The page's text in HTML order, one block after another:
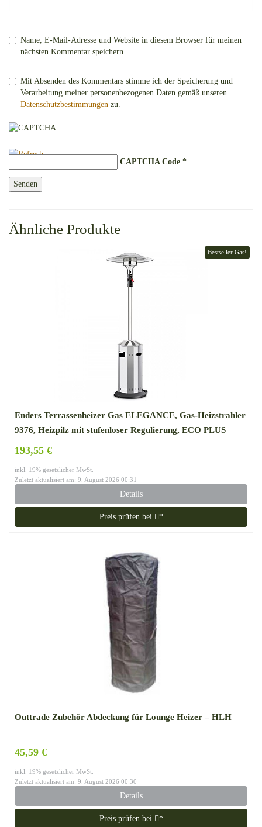
Name, E-Mail-Adresse und Website in diesem Browser für meinen
nächsten Kommentar speichern.
Mit Absenden des Kommentars stimme ich der Speicherung und
Verarbeitung meiner personenbezogenen Daten gemäß unseren
Datenschutzbestimmungen zu.
CAPTCHA Code *
Ähnliche Produkte
Bestseller Gas!
Enders Terrassenheizer Gas ELEGANCE, Gas-Heizstrahler
9376, Heizpilz mit stufenloser Regulierung, ECO PLUS
193,55 €
inkl. 19% gesetzlicher MwSt.
Zuletzt aktualisiert am: 9. August 2026 00:31
Details
Preis prüfen bei *
Outtrade Zubehör Abdeckung für Lounge Heizer – HLH
45,59 €
inkl. 19% gesetzlicher MwSt.
Zuletzt aktualisiert am: 9. August 2026 00:30
Details
Preis prüfen bei *